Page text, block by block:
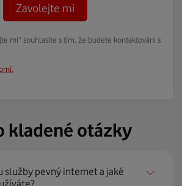
Zavolejte mi
mi“ souhlasíte s tím, že budete kontaktováni s
kladené otázky
služby pevný internet a jaké